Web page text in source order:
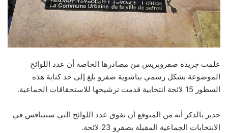
علمت جريدة صفروبريس من مصادرها الخاصة أن عدد اللوائح
الموضوعة بشكل رسمي بباشوية صفرو بلغ إلى حد كتابة هذه
السطور 15 لائحة انتخابية قدمت ترشيحها للاستحقاقات الجماعية.
جدير بالذكر أنه من المتوقع أن تفوق عدد اللوائح التي ستتنافس في
الانتخابات الجماعية المقبلة بصفرو 23 لائحة.